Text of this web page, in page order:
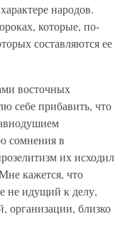
народов.
которые, по-
составляются ее
восточных
себе прибавить, что
сомнения в
их исходил
кажется, что
не идущий к делу,
организации, близко